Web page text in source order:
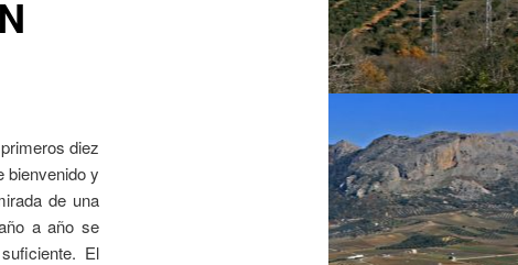
diez
bienvenido y
de una
a año se
El